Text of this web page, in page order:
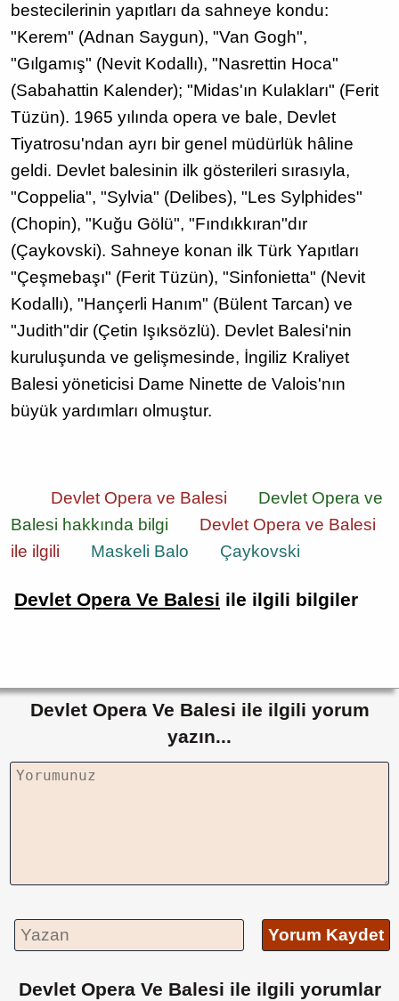
bestecilerinin yapıtları da sahneye kondu:
"Kerem" (Adnan Saygun), "Van Gogh",
"Gılgamış" (Nevit Kodallı), "Nasrettin Hoca"
(Sabahattin Kalender); "Midas'ın Kulakları" (Ferit
Tüzün). 1965 yılında opera ve bale, Devlet
Tiyatrosu'ndan ayrı bir genel müdürlük hâline
geldi. Devlet balesinin ilk gösterileri sırasıyla,
"Coppelia", "Sylvia" (Delibes), "Les Sylphides"
(Chopin), "Kuğu Gölü", "Fındıkkıran"dır
(Çaykovski). Sahneye konan ilk Türk Yapıtları
"Çeşmebaşı" (Ferit Tüzün), "Sinfonietta" (Nevit
Kodallı), "Hançerli Hanım" (Bülent Tarcan) ve
"Judith"dir (Çetin Işıksözlü). Devlet Balesi'nin
kuruluşunda ve gelişmesinde, İngiliz Kraliyet
Balesi yöneticisi Dame Ninette de Valois'nın
büyük yardımları olmuştur.
Devlet Opera ve Balesi
Devlet Opera ve
Balesi hakkında bilgi
Devlet Opera ve Balesi
ile ilgili
Maskeli Balo Çaykovski
Devlet Opera Ve Balesi ile ilgili bilgiler
Devlet Opera Ve Balesi ile ilgili yorum
yazın...
Yorum Kaydet
Devlet Opera Ve Balesi ile ilgili yorumlar